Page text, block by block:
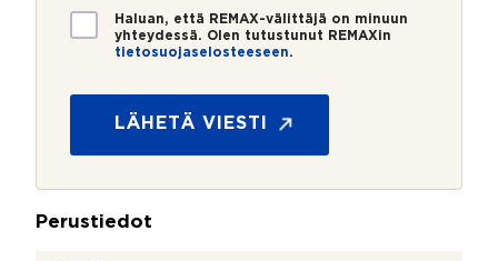
*
*
T
i
o
*
Haluan, että REMAX-välittäjä on minuun
yhteydessä. Olen tutustunut REMAXin
tietosuojaselosteeseen.
LÄHETÄ VIESTI
Perustiedot